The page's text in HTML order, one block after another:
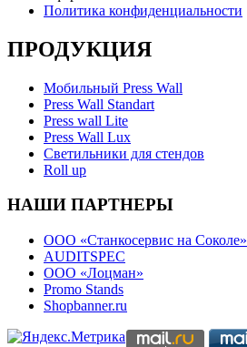
Политика конфиденциальности
ПРОДУКЦИЯ
Мобильный Press Wall
Press Wall Standart
Press wall Lite
Press Wall Lux
Светильники для стендов
Roll up
НАШИ ПАРТНЕРЫ
ООО «Станкосервис на Соколе»
AUDITSPEC
ООО «Лоцман»
Promo Stands
Shopbanner.ru